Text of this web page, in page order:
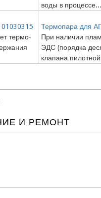
воды в процессе...
термо-
Термопара для
При наличии
ЭДС (порядка
клапана
И РЕМОНТ